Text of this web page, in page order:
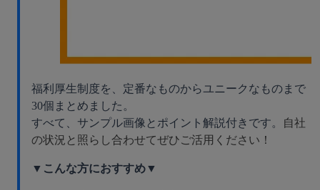
福利厚生制度を、定番なものからユニークなものまで
30個まとめました。
すべて、サンプル画像とポイント解説付きです。
自社
の状況と照らし合わせてぜひご活用ください！
▼こんな方におすすめ▼